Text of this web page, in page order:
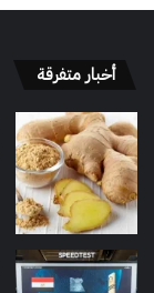
أخبار متفرقة